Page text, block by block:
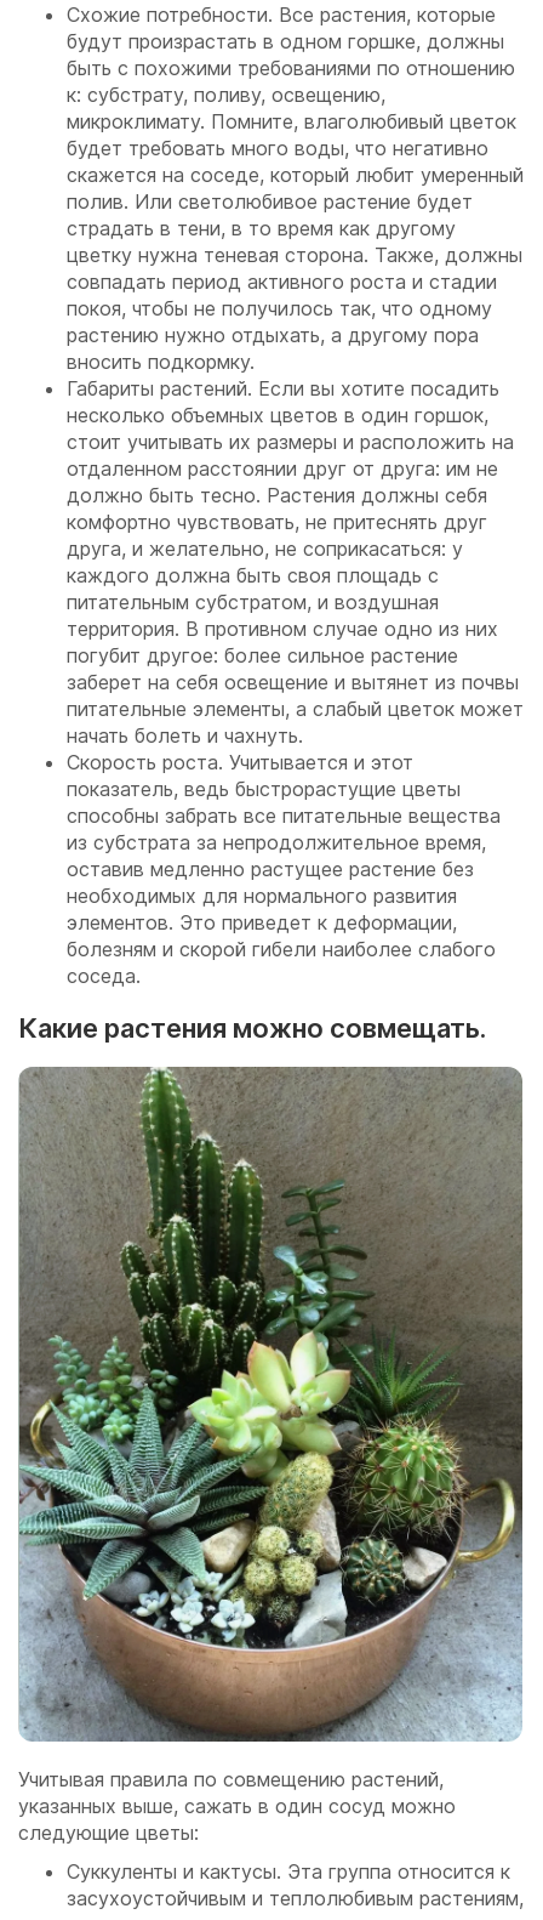
Схожие потребности. Все растения, которые
будут произрастать в одном горшке, должны
быть с похожими требованиями по отношению
к: субстрату, поливу, освещению,
микроклимату. Помните, влаголюбивый цветок
будет требовать много воды, что негативно
скажется на соседе, который любит умеренный
полив. Или светолюбивое растение будет
страдать в тени, в то время как другому
цветку нужна теневая сторона. Также, должны
совпадать период активного роста и стадии
покоя, чтобы не получилось так, что одному
растению нужно отдыхать, а другому пора
вносить подкормку.
Габариты растений. Если вы хотите посадить
несколько объемных цветов в один горшок,
стоит учитывать их размеры и расположить на
отдаленном расстоянии друг от друга: им не
должно быть тесно. Растения должны себя
комфортно чувствовать, не притеснять друг
друга, и желательно, не соприкасаться: у
каждого должна быть своя площадь с
питательным субстратом, и воздушная
территория. В противном случае одно из них
погубит другое: более сильное растение
заберет на себя освещение и вытянет из почвы
питательные элементы, а слабый цветок может
начать болеть и чахнуть.
Скорость роста. Учитывается и этот
показатель, ведь быстрорастущие цветы
способны забрать все питательные вещества
из субстрата за непродолжительное время,
оставив медленно растущее растение без
необходимых для нормального развития
элементов. Это приведет к деформации,
болезням и скорой гибели наиболее слабого
соседа.
Какие растения можно совмещать.
Учитывая правила по совмещению растений,
указанных выше, сажать в один сосуд можно
следующие цветы:
Суккуленты и кактусы. Эта группа относится к
засухоустойчивым и теплолюбивым растениям,